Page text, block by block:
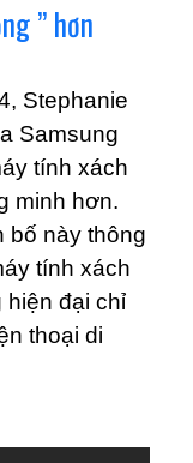
” hơn
Stephanie
Samsung
tính xách
minh hơn.
bố này thông
tính xách
hiện đại chỉ
thoại di